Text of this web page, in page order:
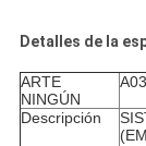
Detalles de la
ARTE
NINGÚN
Descripción